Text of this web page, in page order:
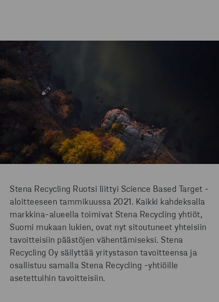
Stena Recycling Ruotsi liittyi Science Based Target -
aloitteeseen tammikuussa 2021. Kaikki kahdeksalla
markkina-alueella toimivat Stena Recycling yhtiöt,
Suomi mukaan lukien, ovat nyt sitoutuneet yhteisiin
tavoitteisiin päästöjen vähentämiseksi. Stena
Recycling Oy säilyttää yritystason tavoitteensa ja
osallistuu samalla Stena Recycling -yhtiöille
asetettuihin tavoitteisiin.